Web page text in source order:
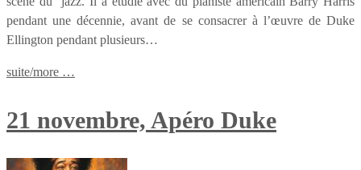
pendant une décennie, avant de se consacrer à l’œuvre de Duke
Ellington pendant plusieurs…
suite/more …
21 novembre, Apéro Duke